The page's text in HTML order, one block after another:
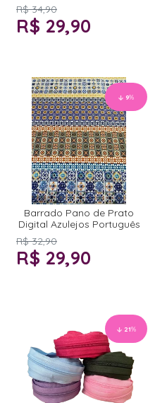
R$ 34,90
R$ 29,90
9%
Barrado Pano de Prato
Digital Azulejos Português
R$ 32,90
R$ 29,90
21%